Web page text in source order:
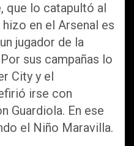
que lo catapultó al
en el Arsenal es
jugador de la
sus campañas lo
City y el
irse con
Guardiola. En ese
el Niño Maravilla.